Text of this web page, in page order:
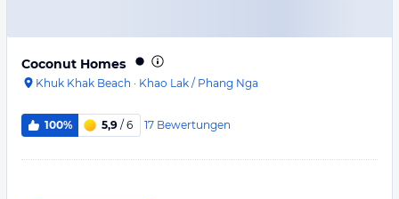
Coconut Homes
Khuk Khak Beach · Khao Lak / Phang Nga
100% 5,9 / 6 17 Bewertungen